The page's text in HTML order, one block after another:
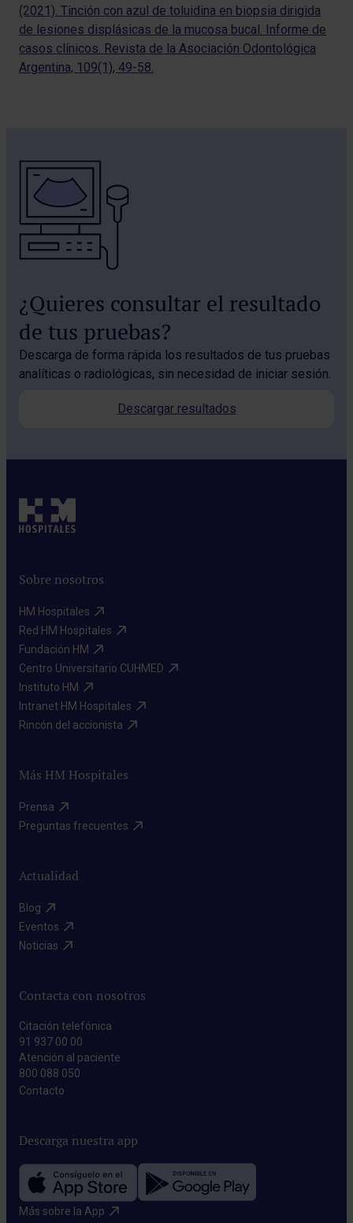
(2021). Tinción con azul de toluidina en biopsia dirigida
de lesiones displásicas de la mucosa bucal. Informe de
casos clínicos. Revista de la Asociación Odontológica
Argentina, 109(1), 49-58.
¿Quieres consultar el resultado
de tus pruebas?
Descarga de forma rápida los resultados de tus pruebas
analíticas o radiológicas, sin necesidad de iniciar sesión.
Descargar resultados
Sobre nosotros
HM Hospitales​
Red HM Hospitales​
Fundación HM​
Centro Universitario CUHMED​
Instituto HM​
Intranet HM Hospitales​
Rincón del accionista​
Más HM Hospitales
Prensa​
Preguntas frecuentes​
Actualidad
Blog​
Eventos​
Noticias​
Contacta con nosotros
Citación telefónica
91 937 00 00
Atención al paciente
800 088 050
Contacto​
Descarga nuestra app
Más sobre la App​